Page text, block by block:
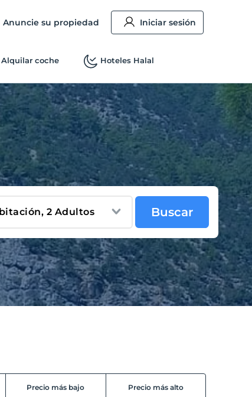
Anuncie su propiedad Iniciar sesión
Alquilar coche Hoteles Halal
Buscar
Precio más bajo Precio más alto